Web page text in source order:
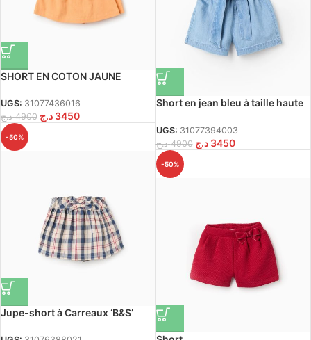
SHORT EN COTON JAUNE
UGS: 31077436016
4900 د.ج 3450 د.ج
Short en jean bleu à taille haute
UGS: 31077394003
4900 د.ج 3450 د.ج -50%
Jupe-short à Carreaux ‘B&S’
-50%